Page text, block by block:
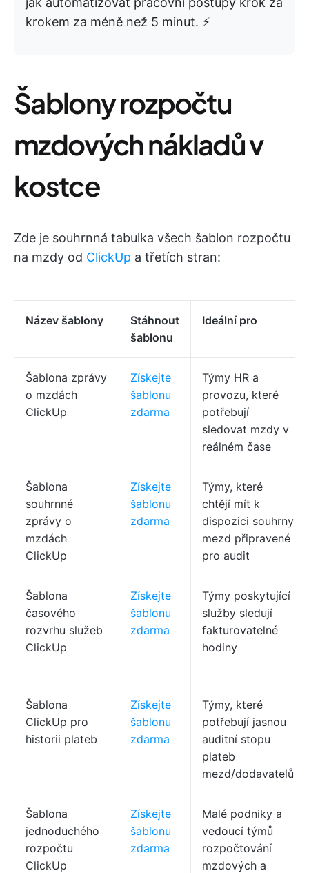
krokem za méně než 5 minut. ⚡️
Šablony rozpočtu
mzdových nákladů v
kostce
Zde je souhrnná tabulka všech šablon rozpočtu
na mzdy od ClickUp a třetích stran:
Název šablony
Stáhnout
šablonu
Ideální pro
Šablona zprávy
o mzdách
ClickUp
Získejte
šablonu
zdarma
Týmy HR a
provozu, které
potřebují
sledovat mzdy v
reálném čase
Šablona
souhrnné
zprávy o
mzdách
ClickUp
Získejte
šablonu
zdarma
Týmy, které
chtějí mít k
dispozici souhrny
mezd připravené
pro audit
Šablona
časového
rozvrhu služeb
ClickUp
Získejte
šablonu
zdarma
Týmy poskytující
služby sledují
fakturovatelné
hodiny
Šablona
ClickUp pro
historii plateb
Získejte
šablonu
zdarma
Týmy, které
potřebují jasnou
auditní stopu
plateb
mezd/dodavatelů
Šablona
jednoduchého
rozpočtu
ClickUp
Získejte
šablonu
zdarma
Malé podniky a
vedoucí týmů
rozpočtování
mzdových a